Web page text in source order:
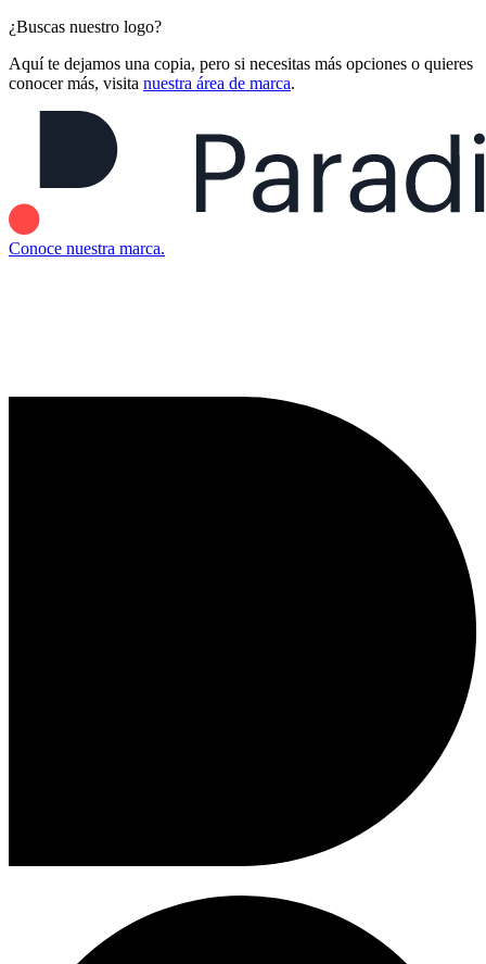
¿Buscas nuestro logo?
Aquí te dejamos una copia, pero si necesitas más opciones o quieres
conocer más, visita nuestra área de marca.
Conoce nuestra marca.